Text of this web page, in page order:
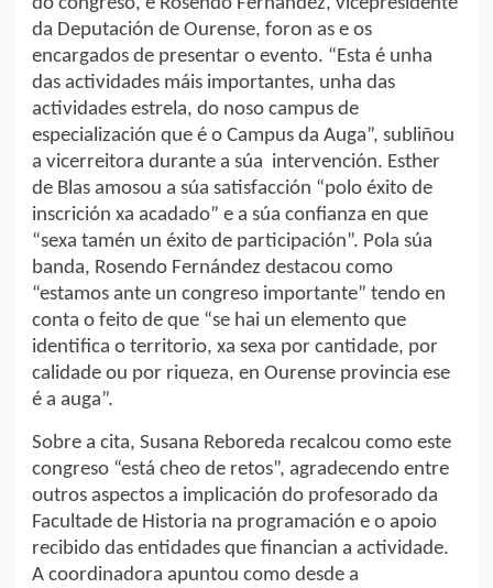
da Deputación de Ourense, foron as e os
encargados de presentar o evento. “Esta é unha
das actividades máis importantes, unha das
actividades estrela, do noso campus de
especialización que é o Campus da Auga”, subliñou
a vicerreitora durante a súa intervención. Esther
de Blas amosou a súa satisfacción “polo éxito de
inscrición xa acadado” e a súa confianza en que
“sexa tamén un éxito de participación”. Pola súa
banda, Rosendo Fernández destacou como
“estamos ante un congreso importante” tendo en
conta o feito de que “se hai un elemento que
identifica o territorio, xa sexa por cantidade, por
calidade ou por riqueza, en Ourense provincia ese
é a auga”.
Sobre a cita, Susana Reboreda recalcou como este
congreso “está cheo de retos”, agradecendo entre
outros aspectos a implicación do profesorado da
Facultade de Historia na programación e o apoio
recibido das entidades que financian a actividade.
A coordinadora apuntou como desde a